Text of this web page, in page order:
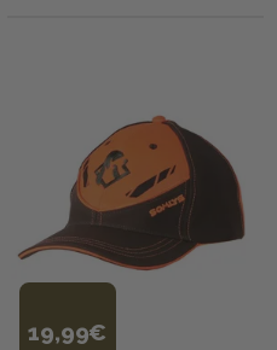
19,99€